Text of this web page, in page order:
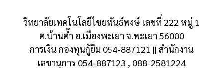
วิทยาลัยเทคโนโลยีไชยพันธ์พงษ์ เลขที่ 222 หมู่ 1
ต.บ้านต๊ำ อ.เมืองพะเยา จ.พะเยา 56000
การเงิน กองทุนกู้ยืม 054-887121 || สำนักงาน
เลขานุการ 054-887123 , 088-2581224